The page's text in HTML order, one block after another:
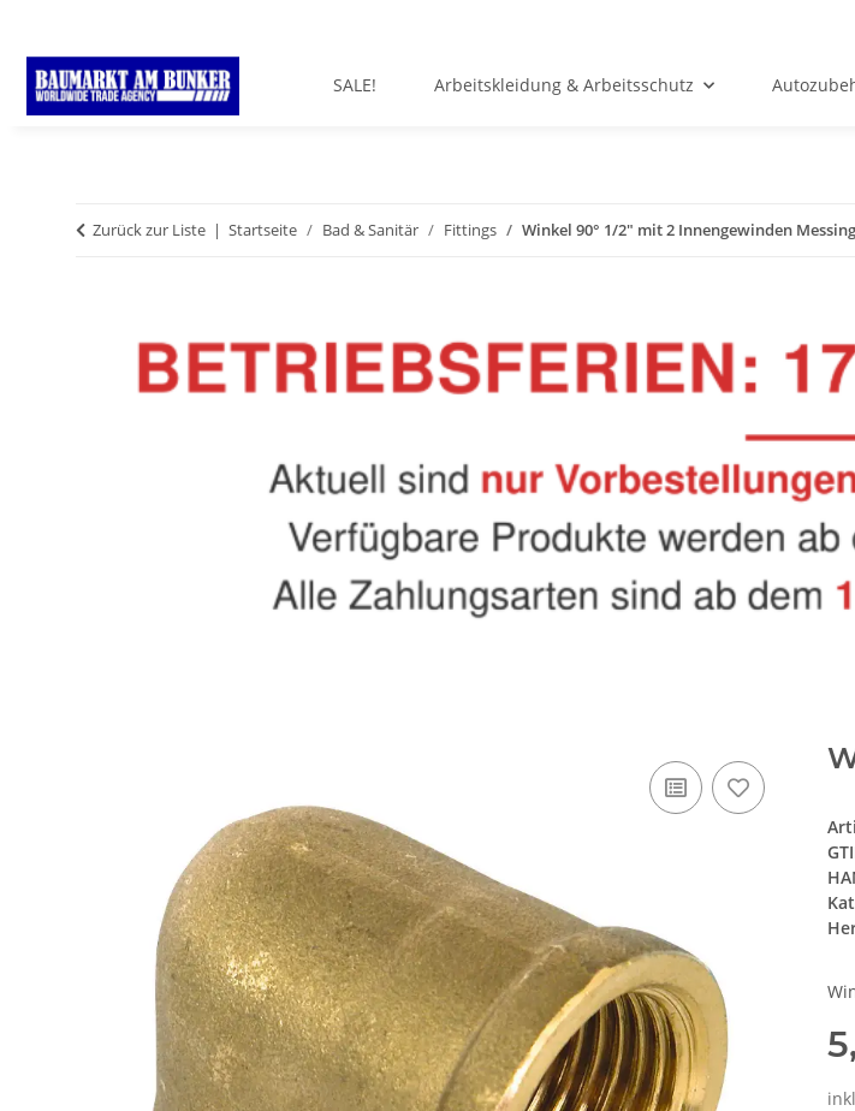
SALE! Arbeitskleidung & Arbeitsschutz
Zurück zur Liste Startseite Bad & Sanitär Fittings Winkel 90° 1/2" mit 2 Innengewinden Messing